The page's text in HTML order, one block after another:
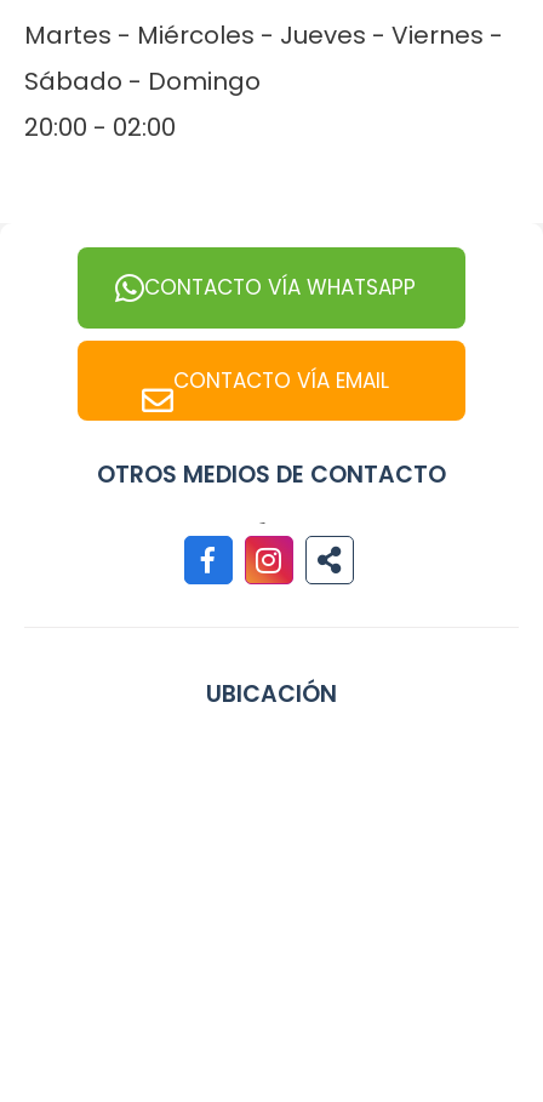
Martes - Miércoles - Jueves - Viernes -
Sábado - Domingo
20:00 - 02:00
CONTACTO VÍA WHATSAPP
CONTACTO VÍA EMAIL
OTROS MEDIOS DE CONTACTO
UBICACIÓN